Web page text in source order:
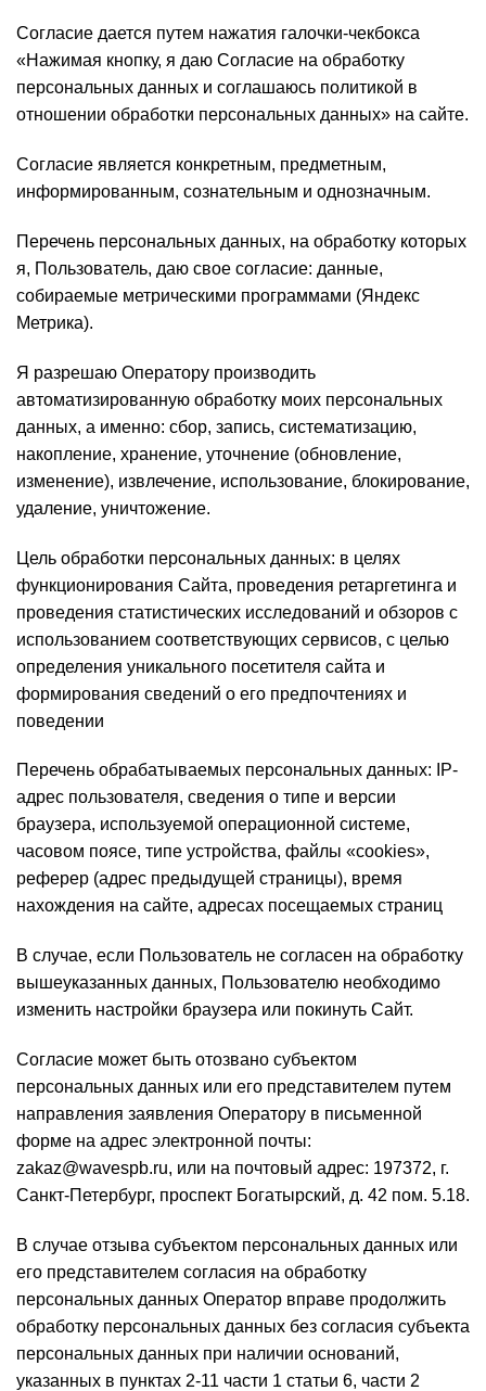
Согласие дается путем нажатия галочки-чекбокса
«Нажимая кнопку, я даю Согласие на обработку
персональных данных и соглашаюсь политикой в
отношении обработки персональных данных» на сайте.
Согласие является конкретным, предметным,
информированным, сознательным и однозначным.
Перечень персональных данных, на обработку которых
я, Пользователь, даю свое согласие: данные,
собираемые метрическими программами (Яндекс
Метрика).
Я разрешаю Оператору производить
автоматизированную обработку моих персональных
данных, а именно: сбор, запись, систематизацию,
накопление, хранение, уточнение (обновление,
изменение), извлечение, использование, блокирование,
удаление, уничтожение.
Цель обработки персональных данных: в целях
функционирования Сайта, проведения ретаргетинга и
проведения статистических исследований и обзоров с
использованием соответствующих сервисов, с целью
определения уникального посетителя сайта и
формирования сведений о его предпочтениях и
поведении
Перечень обрабатываемых персональных данных: IP-
адрес пользователя, сведения о типе и версии
браузера, используемой операционной системе,
часовом поясе, типе устройства, файлы «cookies»,
реферер (адрес предыдущей страницы), время
нахождения на сайте, адресах посещаемых страниц
В случае, если Пользователь не согласен на обработку
вышеуказанных данных, Пользователю необходимо
изменить настройки браузера или покинуть Сайт.
Согласие может быть отозвано субъектом
персональных данных или его представителем путем
направления заявления Оператору в письменной
форме на адрес электронной почты:
zakaz@wavespb.ru, или на почтовый адрес: 197372, г.
Санкт-Петербург, проспект Богатырский, д. 42 пом. 5.18.
В случае отзыва субъектом персональных данных или
его представителем согласия на обработку
персональных данных Оператор вправе продолжить
обработку персональных данных без согласия субъекта
персональных данных при наличии оснований,
указанных в пунктах 2-11 части 1 статьи 6, части 2